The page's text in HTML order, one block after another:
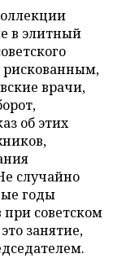
в элитный
рискованным,
врачи,
об этих
случайно
годы
советском
занятие,